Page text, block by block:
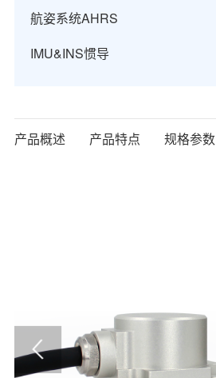
航姿系统AHRS
IMU&INS惯导
产品概述 产品特点 规格参数